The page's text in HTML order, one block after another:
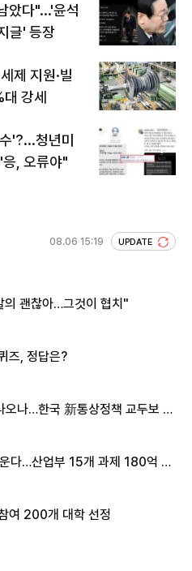
았다"...'윤석
글' 등장
제 지원·빌
강세
'?...청년미
, 오류야"
08.06 15:19 UPDATE
괜찮아…그것이 협치"
즈, 정답은?
오나…한국 新통상정책 교두보 활
다…산업부 15개 과제 180억 지
여 200개 대학 선정